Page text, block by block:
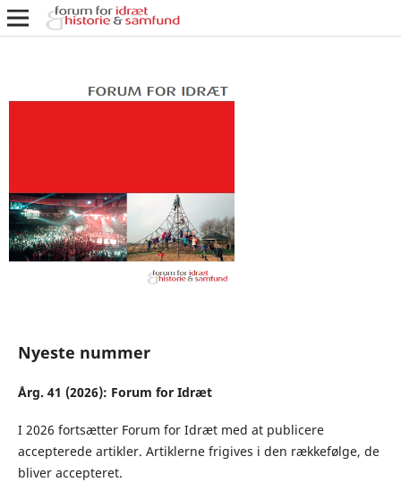
Nyeste nummer
Årg. 41 (2026): Forum for Idræt
I 2026 fortsætter Forum for Idræt med at publicere
accepterede artikler. Artiklerne frigives i den rækkefølge, de
bliver accepteret.